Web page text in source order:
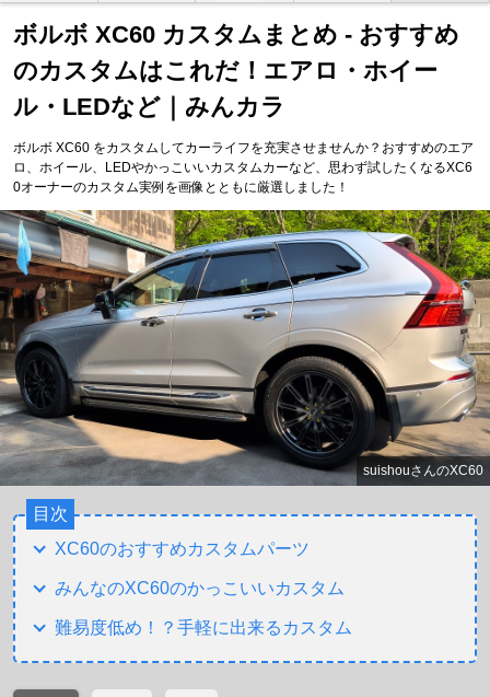
ボルボ XC60 カスタムまとめ - おすすめ
のカスタムはこれだ！エアロ・ホイー
ル・LEDなど｜みんカラ
ボルボ XC60 をカスタムしてカーライフを充実させませんか？おすすめのエア
ロ、ホイール、LEDやかっこいいカスタムカーなど、思わず試したくなるXC6
0オーナーのカスタム実例を画像とともに厳選しました！
suishouさんのXC60
目次
XC60のおすすめカスタムパーツ
みんなのXC60のかっこいいカスタム
難易度低め！？手軽に出来るカスタム